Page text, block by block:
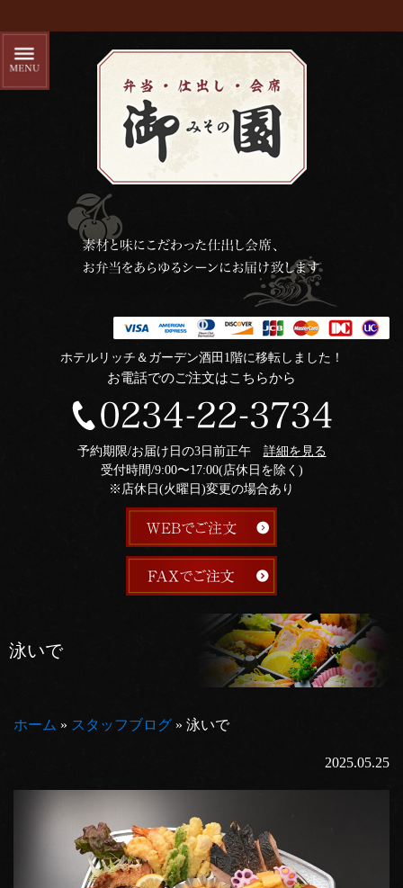
ホテルリッチ＆ガーデン酒田1階に移転しました！
お電話でのご注文はこちらから
予約期限/お届け日の3日前正午 詳細を見る
受付時間/9:00〜17:00(店休日を除く)
※店休日(火曜日)変更の場合あり
泳いで
ホーム » スタッフブログ » 泳いで
2025.05.25